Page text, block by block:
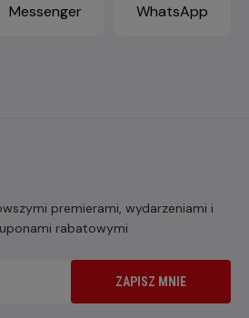
Messenger WhatsApp
premierami, wydarzeniami i
rabatowymi
ZAPISZ MNIE